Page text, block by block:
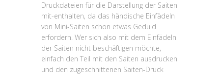
Druckdateien für die Darstellung der Saiten
mit-enthalten, da das händische Einfädeln
von Mini-Saiten schon etwas Geduld
erfordern. Wer sich also mit dem Einfädeln
der Saiten nicht beschäftigen möchte,
einfach den Teil mit den Saiten ausdrucken
und den zugeschnittenen Saiten-Druck